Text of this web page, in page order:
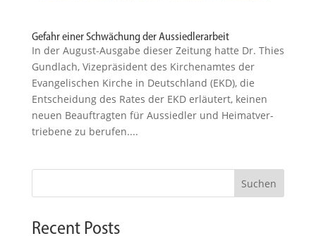
Gefahr einer Schwächung der Aussiedlerarbeit
In der August-Ausgabe dieser Zeitung hatte Dr. Thies
Gundlach, Vizeprä­sident des Kirchen­amtes der
Evange­li­schen Kirche in Deutschland (EKD), die
Entscheidung des Rates der EKD erläutert, keinen
neuen Beauf­tragten für Aussiedler und Heimat­ver­
triebene zu berufen....
Suchen
Recent Posts